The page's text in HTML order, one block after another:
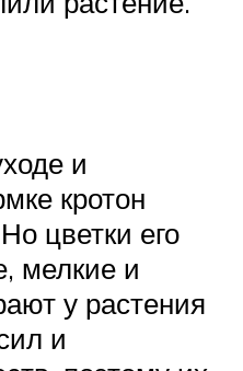
и
кротон
цветки его
мелкие и
у растения
и